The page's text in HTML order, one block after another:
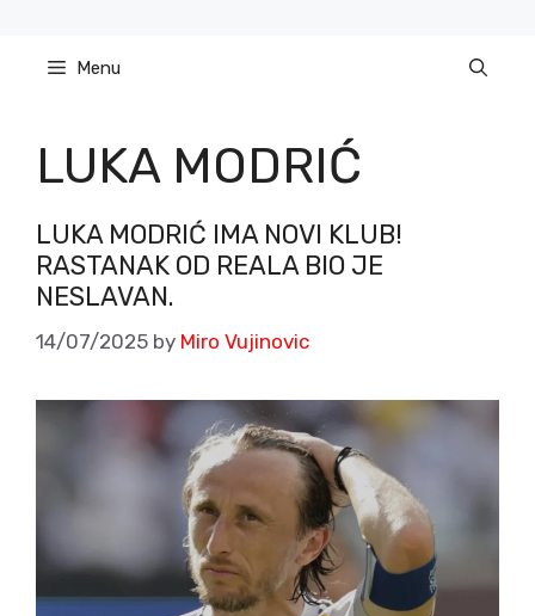
content Menu
LUKA MODRIĆ
LUKA MODRIĆ IMA NOVI KLUB!
RASTANAK OD REALA BIO JE
NESLAVAN.
14/07/2025 by Miro Vujinovic